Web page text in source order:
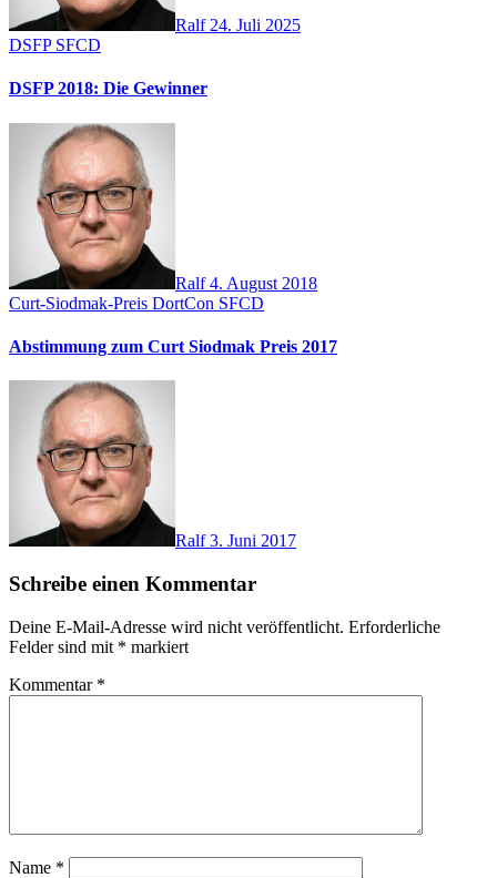
Ralf 24. Juli 2025
DSFP SFCD
DSFP 2018: Die Gewinner
Ralf4. August 2018
Curt-Siodmak-Preis DortCon SFCD
Abstimmung zum Curt Siodmak Preis 2017
Ralf3. Juni 2017
Schreibe einen Kommentar
Deine E-Mail-Adresse wird nicht veröffentlicht. Erforderliche
Felder sind mit * markiert
Kommentar *
Name *